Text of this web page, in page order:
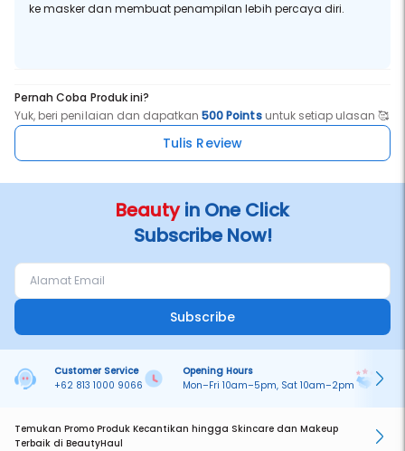
ke masker dan membuat penampilan lebih percaya diri.
Pernah Coba Produk ini?
Yuk, beri penilaian dan dapatkan500 Pointsuntuk setiap ulasan 🥰
Tulis Review
Beautyin One Click
Subscribe Now!
Subscribe
Customer Service
+62 813 1000 9066
Opening Hours
Mon–Fri 10am–5pm, Sat 10am–2pm
Temukan Promo Produk Kecantikan hingga Skincare dan Makeup
Terbaik di BeautyHaul